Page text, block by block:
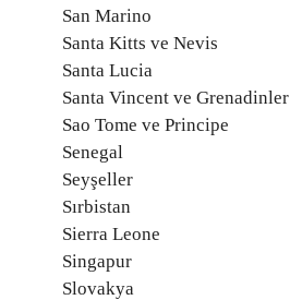
San Marino
Santa Kitts ve Nevis
Santa Lucia
Santa Vincent ve Grenadinler
Sao Tome ve Principe
Senegal
Seyşeller
Sırbistan
Sierra Leone
Singapur
Slovakya